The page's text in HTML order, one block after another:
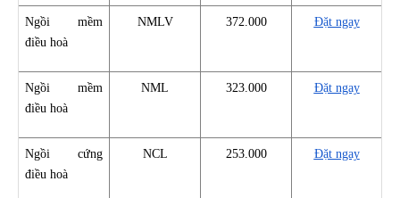
Ngồi mềm
điều hoà
NMLV 372.000 Đặt ngay
Ngồi mềm
điều hoà
NML 323.000 Đặt ngay
Ngồi cứng
điều hoà
NCL 253.000 Đặt ngay